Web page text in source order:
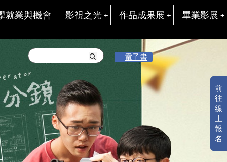
就業與機會 影視之光 作品成果展 畢業影展
前
往
線
上
報
名
電子書